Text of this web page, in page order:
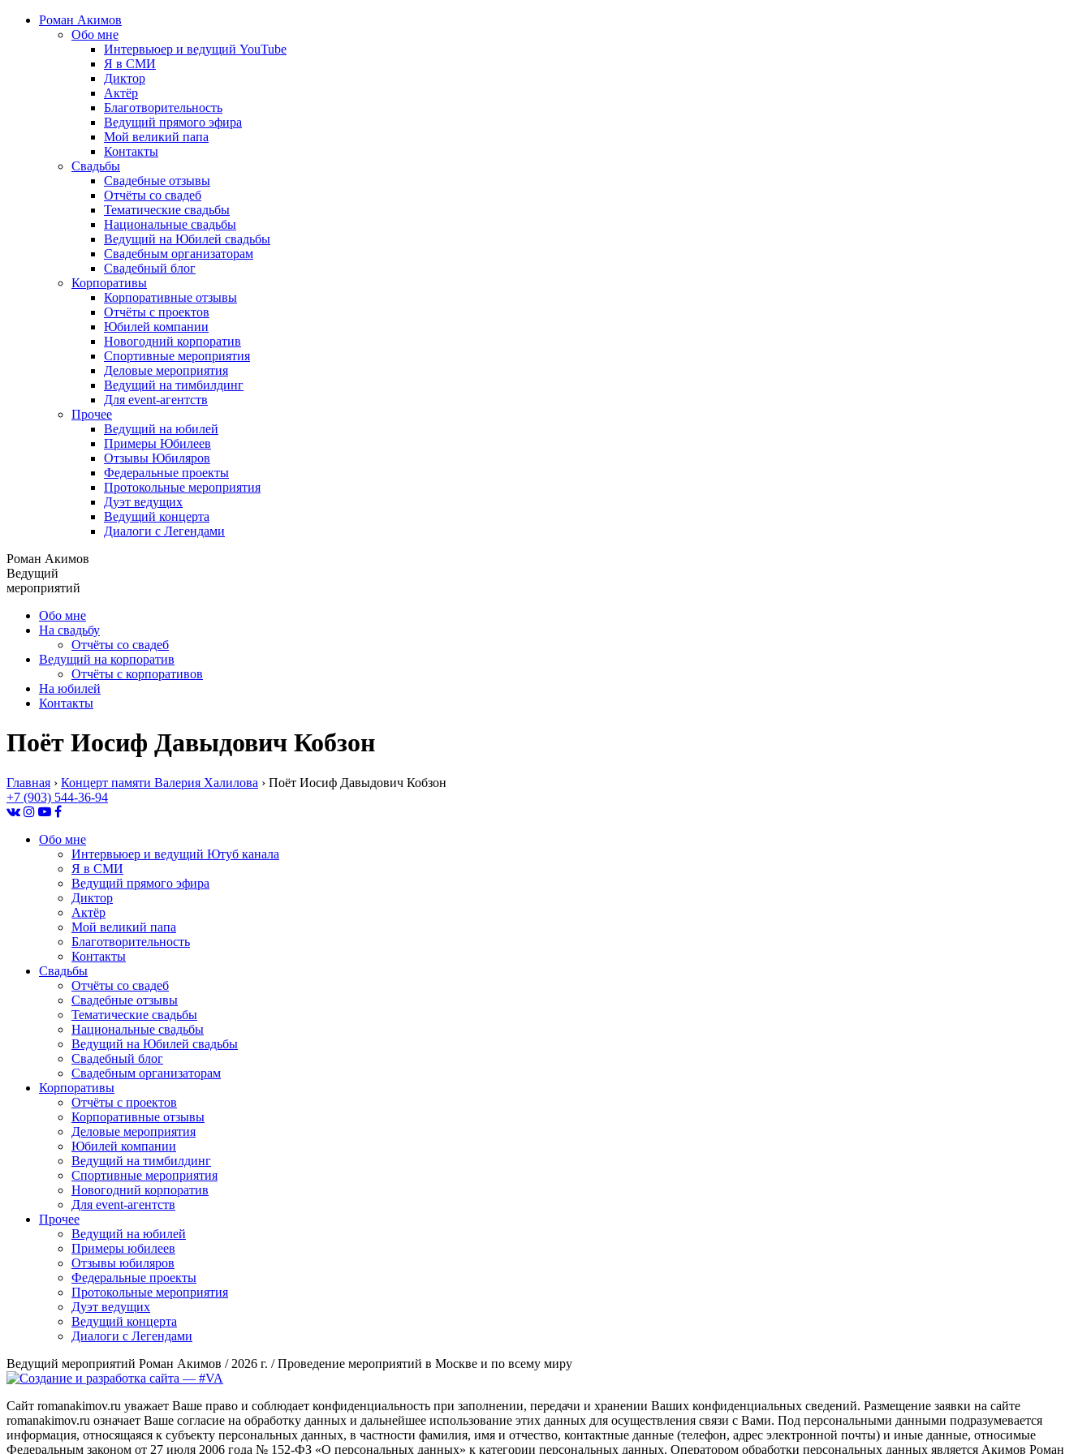
Роман Акимов
Обо мне
Интервьюер и ведущий YouTube
Я в СМИ
Диктор
Актёр
Благотворительность
Ведущий прямого эфира
Мой великий папа
Контакты
Свадьбы
Свадебные отзывы
Отчёты со свадеб
Тематические свадьбы
Национальные свадьбы
Ведущий на Юбилей свадьбы
Свадебным организаторам
Свадебный блог
Корпоративы
Корпоративные отзывы
Отчёты с проектов
Юбилей компании
Новогодний корпоратив
Спортивные мероприятия
Деловые мероприятия
Ведущий на тимбилдинг
Для event-агентств
Прочее
Ведущий на юбилей
Примеры Юбилеев
Отзывы Юбиляров
Федеральные проекты
Протокольные мероприятия
Дуэт ведущих
Ведущий концерта
Диалоги с Легендами
Роман Акимов
Ведущий
мероприятий
Обо мне
На свадьбу
Отчёты со свадеб
Ведущий на корпоратив
Отчёты с корпоративов
На юбилей
Контакты
Поёт Иосиф Давыдович Кобзон
Главная › Концерт памяти Валерия Халилова › Поёт Иосиф Давыдович Кобзон
+7 (903) 544-36-94
Обо мне
Интервьюер и ведущий Ютуб канала
Я в СМИ
Ведущий прямого эфира
Диктор
Актёр
Мой великий папа
Благотворительность
Контакты
Свадьбы
Отчёты со свадеб
Свадебные отзывы
Тематические свадьбы
Национальные свадьбы
Ведущий на Юбилей свадьбы
Свадебный блог
Свадебным организаторам
Корпоративы
Отчёты с проектов
Корпоративные отзывы
Деловые мероприятия
Юбилей компании
Ведущий на тимбилдинг
Спортивные мероприятия
Новогодний корпоратив
Для event-агентств
Прочее
Ведущий на юбилей
Примеры юбилеев
Отзывы юбиляров
Федеральные проекты
Протокольные мероприятия
Дуэт ведущих
Ведущий концерта
Диалоги с Легендами
Ведущий мероприятий Роман Акимов / 2026 г. / Проведение мероприятий в Москве и по всему миру
Сайт romanakimov.ru уважает Ваше право и соблюдает конфиденциальность при заполнении, передачи и хранении Ваших конфиденциальных сведений. Размещение заявки на сайте
romanakimov.ru означает Ваше согласие на обработку данных и дальнейшее использование этих данных для осуществления связи с Вами. Под персональными данными подразумевается
информация, относящаяся к субъекту персональных данных, в частности фамилия, имя и отчество, контактные данные (телефон, адрес электронной почты) и иные данные, относимые
Федеральным законом от 27 июля 2006 года № 152-ФЗ «О персональных данных» к категории персональных данных. Оператором обработки персональных данных является Акимов Роман